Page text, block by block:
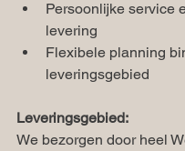
Persoonlijke service
levering
Flexibele planning
leveringsgebied
Leveringsgebied:
We bezorgen door heel